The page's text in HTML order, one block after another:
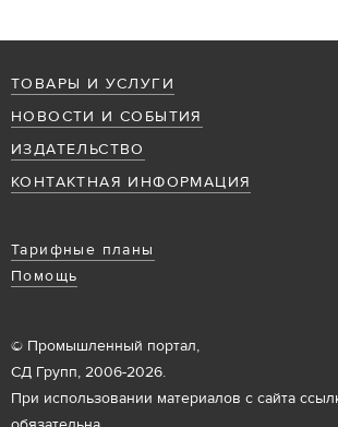
ТОВАРЫ И УСЛУГИ
НОВОСТИ И СОБЫТИЯ
ИЗДАТЕЛЬСТВО
КОНТАКТНАЯ ИНФОРМАЦИЯ
Тарифные планы
Помощь
© Промышленный портал,
СД Групп, 2006-2026.
При использовании материалов с сайта